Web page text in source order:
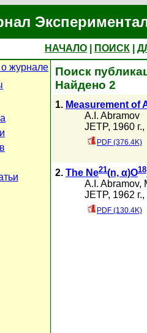
НАЧАЛО ПОИСК
журнале
Поиск
Найдено 2
1. Measurement of
A.I. Abramov
JETP, 1960 г.,
PDF (376.4K)
2. The Ne21(n, α)O18
A.I. Abramov,
JETP, 1962 г.,
PDF (130.4K)